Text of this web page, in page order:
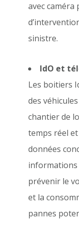
avec caméra
sinistre.
IdO et
Les boitiers
des
chantier de
temps réel
données
prévenir le
et la
pannes